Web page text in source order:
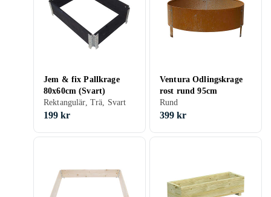
Jem & fix Pallkrage
80x60cm (Svart)
Rektangulär, Trä, Svart
199 kr
Ventura Odlingskrage
rost rund 95cm
Rund
399 kr